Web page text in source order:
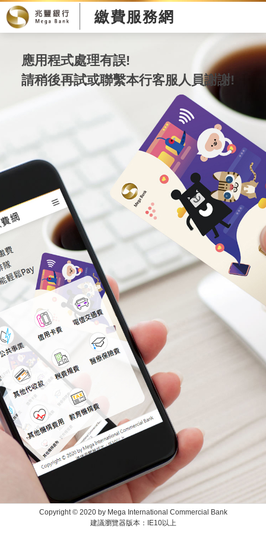
繳費服務網
應用程式處理有誤!
請稍後再試或聯繫本行客服人員謝謝!
Copyright © 2020 by Mega International Commercial Bank
建議瀏覽器版本：IE10以上